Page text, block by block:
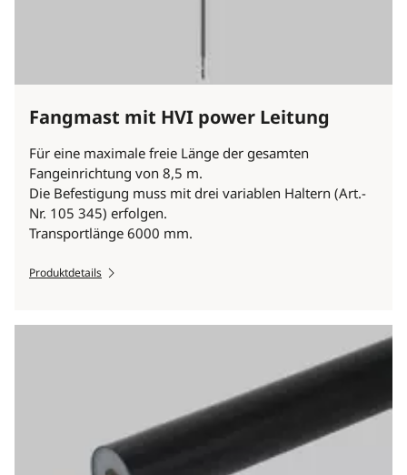
Fangmast mit HVI power Leitung
Für eine maximale freie Länge der gesamten
Fangeinrichtung von 8,5 m.
Die Befestigung muss mit drei variablen Haltern (Art.-
Nr. 105 345) erfolgen.
Transportlänge 6000 mm.
Produktdetails